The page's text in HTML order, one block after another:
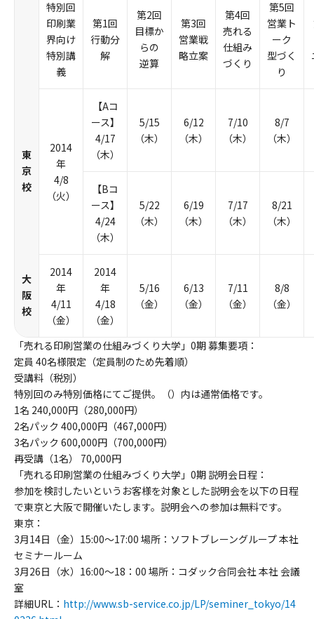
特別回
印刷業
界向け
特別講
義
第1回
行動分
解
第2回
目標か
らの
逆算
第3回
営業戦
略立案
第4回
売れる
仕組み
づくり
第5回
営業ト
ーク
型づく
り
東
京
校
2014
年
4/8
（火）
【Aコ
ース】
4/17
（木）
5/15
（木）
6/12
（木）
7/10
（木）
8/7
（木）
【Bコ
ース】
4/24
（木）
5/22
（木）
6/19
（木）
7/17
（木）
8/21
（木）
大
阪
校
2014
年
4/11
（金）
2014
年
4/18
（金）
5/16
（金）
6/13
（金）
7/11
（金）
8/8
（金）
「売れる印刷営業の仕組みづくり大学」0期 募集要項：
定員 40名様限定（定員制のため先着順）
受講料（税別）
特別回のみ特別価格にてご提供。（）内は通常価格です。
1名 240,000円（280,000円）
2名パック 400,000円（467,000円）
3名パック 600,000円（700,000円）
再受講（1名） 70,000円
「売れる印刷営業の仕組みづくり大学」0期 説明会日程：
参加を検討したいというお客様を対象とした説明会を以下の日程
で東京と大阪で開催いたします。説明会への参加は無料です。
東京：
3月14日（金）15:00～17:00 場所：ソフトブレーングループ 本社
セミナールーム
3月26日（水）16:00～18：00 場所：コダック合同会社 本社 会議
室
詳細URL： http://www.sb-service.co.jp/LP/seminer_tokyo/14